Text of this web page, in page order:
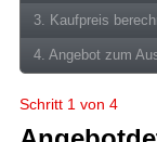
3. Kaufpreis
4. Angebot zum
Schritt 1 von 4